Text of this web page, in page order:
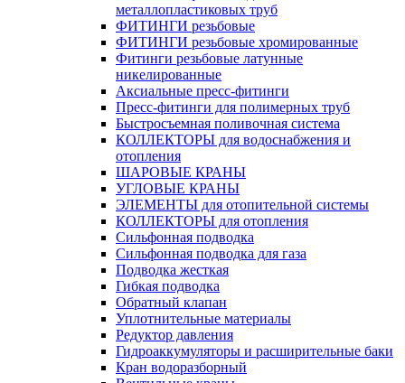
металлопластиковых труб
ФИТИНГИ резьбовые
ФИТИНГИ резьбовые хромированные
Фитинги резьбовые латунные
никелированные
Аксиальные пресс-фитинги
Пресс-фитинги для полимерных труб
Быстросъемная поливочная система
КОЛЛЕКТОРЫ для водоснабжения и
отопления
ШАРОВЫЕ КРАНЫ
УГЛОВЫЕ КРАНЫ
ЭЛЕМЕНТЫ для отопительной системы
КОЛЛЕКТОРЫ для отопления
Сильфонная подводка
Cильфонная подводка для газа
Подводка жесткая
Гибкая подводка
Обратный клапан
Уплотнительные материалы
Редуктор давления
Гидроаккумуляторы и расширительные баки
Кран водоразборный